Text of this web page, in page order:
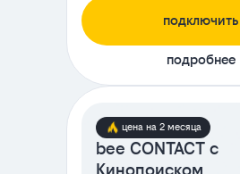
подключить
подробнее
цена на 2 месяца
bee CONTACT с
Кинопоиском